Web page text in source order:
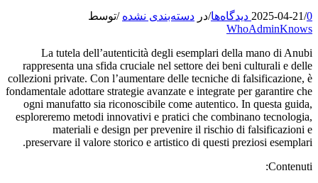
2025-04-21/0 دیدگاه‌ها /در دسته‌بندی نشده /توسط
WhoAdminKnows
La tutela dell’autenticità degli esemplari della mano di Anubi
rappresenta una sfida cruciale nel settore dei beni culturali e delle
collezioni private. Con l’aumentare delle tecniche di falsificazione, è
fondamentale adottare strategie avanzate e integrate per garantire che
ogni manufatto sia riconoscibile come autentico. In questa guida,
esploreremo metodi innovativi e pratici che combinano tecnologia,
materiali e design per prevenire il rischio di falsificazioni e
preservare il valore storico e artistico di questi preziosi esemplari.
Contenuti: